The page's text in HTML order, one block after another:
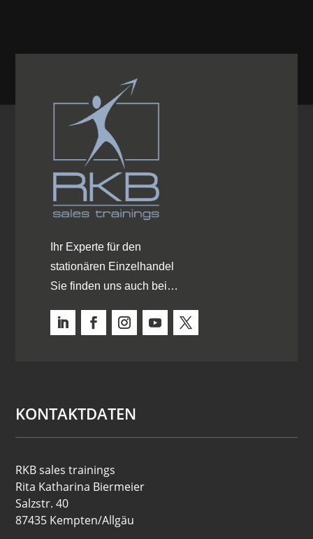
Ihr Experte für den
stationären Einzelhandel
Sie finden uns auch bei…
KONTAKTDATEN
RKB sales trainings
Rita Katharina Biermeier
Salzstr. 40
87435 Kempten/Allgäu